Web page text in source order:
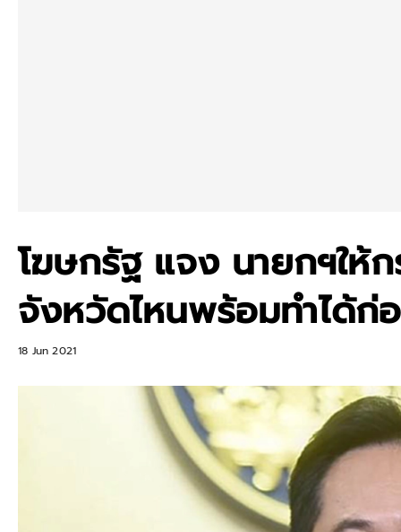
โฆษกรัฐ แจง นายกฯให้
จังหวัดไหนพร้อมทำได้ก่
18 Jun 2021